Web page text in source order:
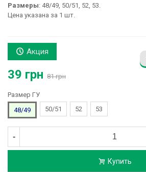
Размеры: 48/49, 50/51, 52, 53.
Цена указана за 1 шт.
Акция
39 грн 81 грн
Размер ГУ
48/49
50/51 52 53
-
Купить